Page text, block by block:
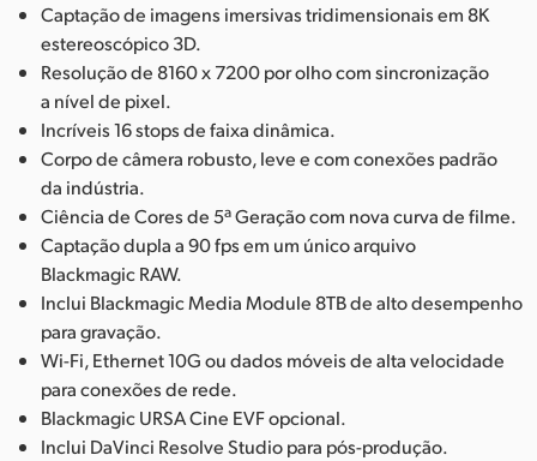
Captação de imagens imersivas tridimensionais em 8K
estereoscópico 3D.
Resolução de 8160 x 7200 por olho com sincronização
a nível de pixel.
Incríveis 16 stops de faixa dinâmica.
Corpo de câmera robusto, leve e com conexões padrão
da indústria.
Ciência de Cores de 5ª Geração com nova curva de filme.
Captação dupla a 90 fps em um único arquivo
Blackmagic RAW.
Inclui Blackmagic Media Module 8TB de alto desempenho
para gravação.
Wi-Fi, Ethernet 10G ou dados móveis de alta velocidade
para conexões de rede.
Blackmagic URSA Cine EVF opcional.
Inclui DaVinci Resolve Studio para pós-produção.